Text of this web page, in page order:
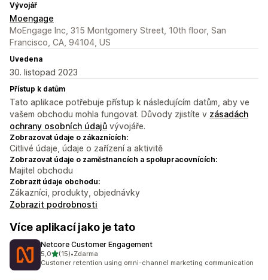
Vývojář
Moengage
MoEngage Inc, 315 Montgomery Street, 10th floor, San
Francisco, CA, 94104, US
Uvedena
30. listopad 2023
Přístup k datům
Tato aplikace potřebuje přístup k následujícím datům, aby ve
vašem obchodu mohla fungovat. Důvody zjistíte v zásadách
ochrany osobních údajů vývojáře.
Zobrazovat údaje o zákaznících:
Citlivé údaje, údaje o zařízení a aktivitě
Zobrazovat údaje o zaměstnancích a spolupracovnících:
Majitel obchodu
Zobrazit údaje obchodu:
Zákazníci, produkty, objednávky
Zobrazit podrobnosti
Více aplikací jako je tato
Netcore Customer Engagement
5,0z 5 hvězd
(15)
Celkový počet recenzí: 15
•Zdarma
Customer retention using omni-channel marketing communication